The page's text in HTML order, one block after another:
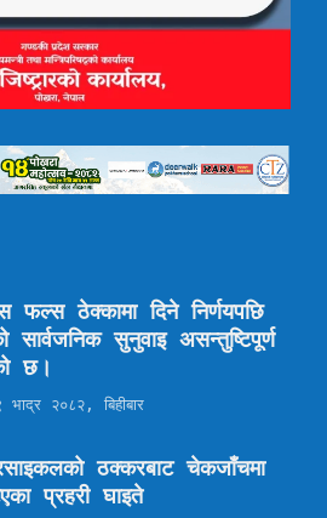
फल्स ठेक्कामा दिने निर्णयपछि
सार्वजनिक सुनुवाइ असन्तुष्टिपूर्ण
छ।
भाद्र २०८२, बिहीबार
ठक्करबाट चेकजाँचमा
प्रहरी घाइते